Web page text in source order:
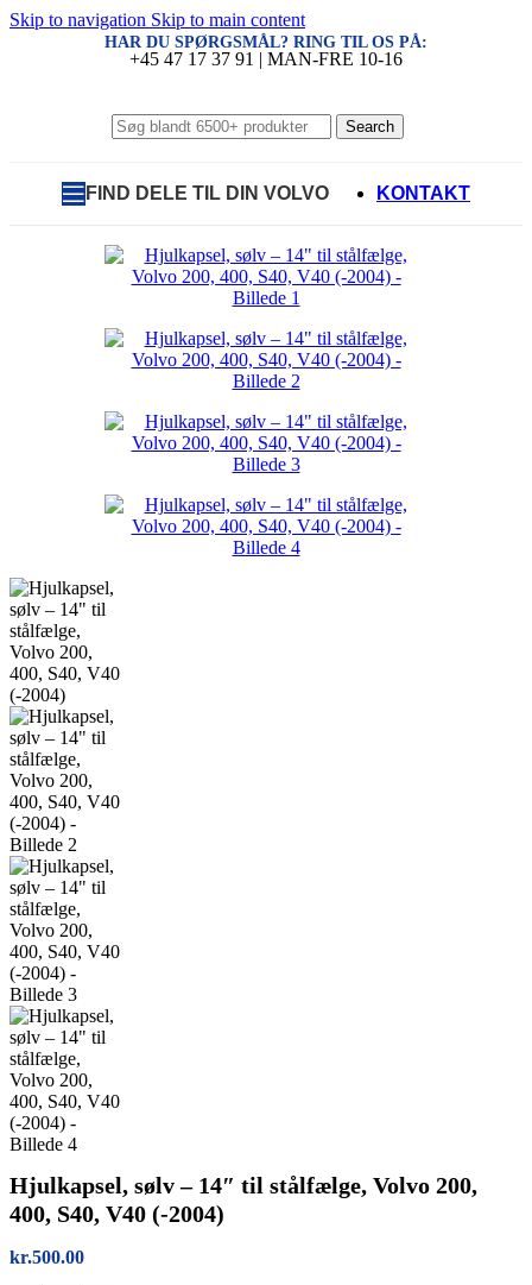
Skip to navigation Skip to main content
HAR DU SPØRGSMÅL? RING TIL OS PÅ:
+45 47 17 37 91 | MAN-FRE 10-16
Search
FIND DELE TIL DIN VOLVO KONTAKT
Hjulkapsel, sølv – 14″ til stålfælge, Volvo 200,
400, S40, V40 (-2004)
kr.500.00